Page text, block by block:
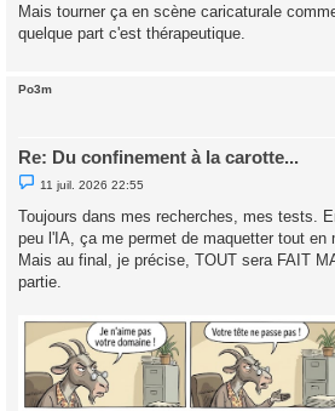
Mais tourner ça en scène caricaturale
quelque part c'est thérapeutique.
Po3m
Re: Du confinement à la carotte...
M
s
a
g
e
n
l
u
11 juil. 2026 22:55
Toujours dans mes recherches, mes tests.
peu l'IA, ça me permet de maquetter tout
Mais au final, je précise, TOUT sera FAIT
partie.